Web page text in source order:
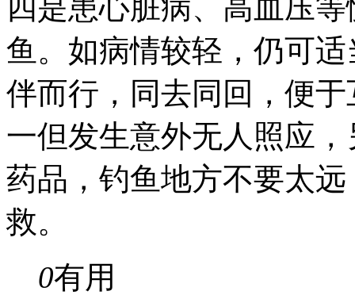
四是患心脏病、高血压
鱼。如病情较轻，仍可
伴而行，同去同回，便
一但发生意外无人照应
药品，钓鱼地方不要太
救。
0有用